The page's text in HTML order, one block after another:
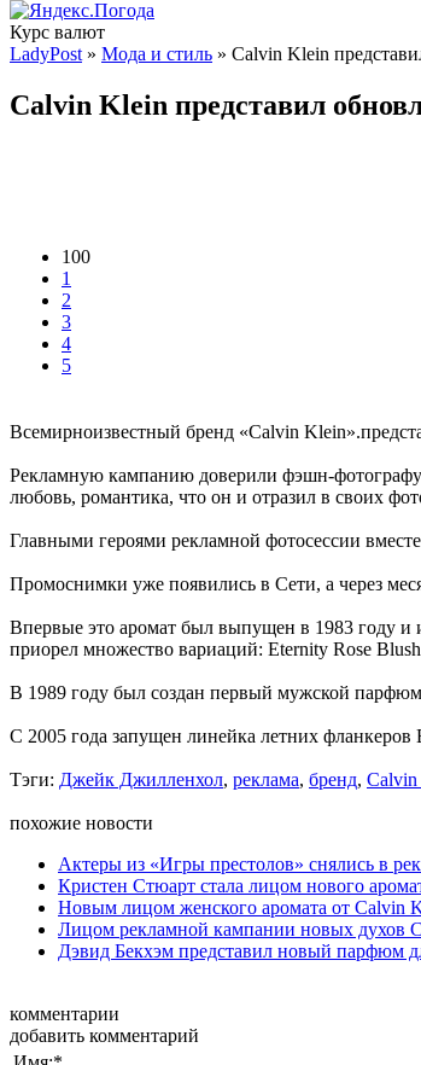
Курс валют
LadyPost » Мода и стиль » Calvin Klein
Calvin Klein представил
100
1
2
3
4
5
Всемирноизвестный бренд «Calvin
Рекламную кампанию доверили фэшн-
любовь, романтика, что он и отразил в своих
Главными героями рекламной фотосессии
Промоснимки уже появились в Сети, а через
Впервые это аромат был выпущен в 1983 году
приорел множество вариаций: Eternity Rose
В 1989 году был создан первый мужской
С 2005 года запущен линейка летних фланкеров
Тэги: Джейк Джилленхол, реклама, бренд,
похожие новости
Актеры из «Игры престолов» снялись в
Кристен Стюарт стала лицом нового
Новым лицом женского аромата от Calvin
Лицом рекламной кампании новых духов
Дэвид Бекхэм представил новый парфюм
комментарии
добавить комментарий